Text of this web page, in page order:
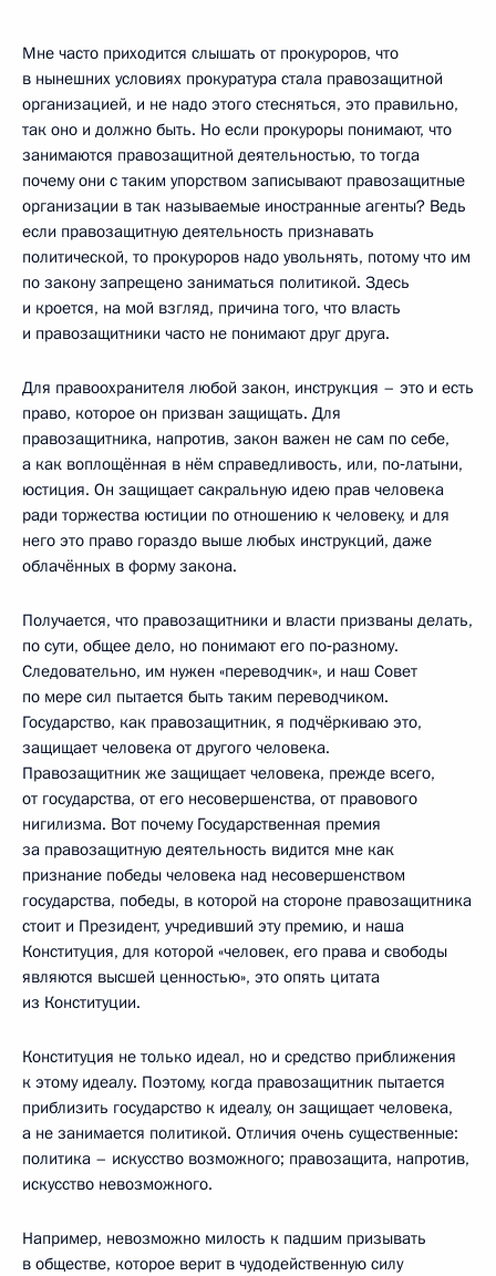
Мне часто приходится слышать от прокуроров, что
в нынешних условиях прокуратура стала правозащитной
организацией, и не надо этого стесняться, это правильно,
так оно и должно быть. Но если прокуроры понимают, что
занимаются правозащитной деятельностью, то тогда
почему они с таким упорством записывают правозащитные
организации в так называемые иностранные агенты? Ведь
если правозащитную деятельность признавать
политической, то прокуроров надо увольнять, потому что им
по закону запрещено заниматься политикой. Здесь
и кроется, на мой взгляд, причина того, что власть
и правозащитники часто не понимают друг друга.
Для правоохранителя любой закон, инструкция – это и есть
право, которое он призван защищать. Для
правозащитника, напротив, закон важен не сам по себе,
а как воплощённая в нём справедливость, или, по‑латыни,
юстиция. Он защищает сакральную идею прав человека
ради торжества юстиции по отношению к человеку, и для
него это право гораздо выше любых инструкций, даже
облачённых в форму закона.
Получается, что правозащитники и власти призваны делать,
по сути, общее дело, но понимают его по‑разному.
Следовательно, им нужен «переводчик», и наш Совет
по мере сил пытается быть таким переводчиком.
Государство, как правозащитник, я подчёркиваю это,
защищает человека от другого человека.
Правозащитник же защищает человека, прежде всего,
от государства, от его несовершенства, от правового
нигилизма. Вот почему Государственная премия
за правозащитную деятельность видится мне как
признание победы человека над несовершенством
государства, победы, в которой на стороне правозащитника
стоит и Президент, учредивший эту премию, и наша
Конституция, для которой «человек, его права и свободы
являются высшей ценностью», это опять цитата
из Конституции.
Конституция не только идеал, но и средство приближения
к этому идеалу. Поэтому, когда правозащитник пытается
приблизить государство к идеалу, он защищает человека,
а не занимается политикой. Отличия очень существенные:
политика – искусство возможного; правозащита, напротив,
искусство невозможного.
Например, невозможно милость к падшим призывать
в обществе, которое верит в чудодейственную силу